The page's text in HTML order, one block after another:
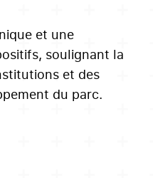
et une
soulignant la
et des
du parc.